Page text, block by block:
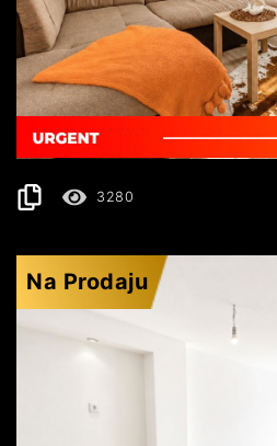
BUDVA
123.000€
38 m2
3280
Na Prodaju